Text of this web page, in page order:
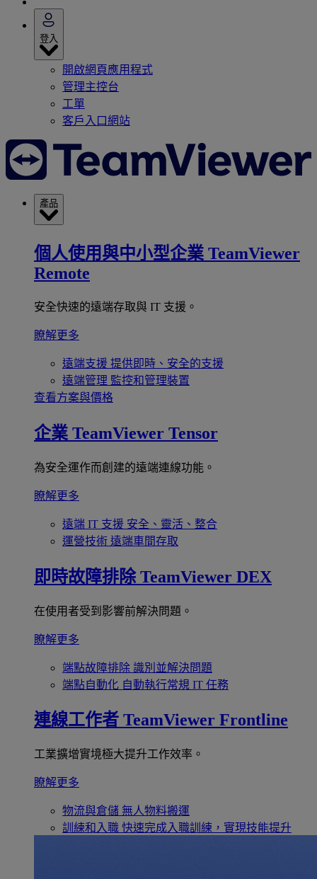
登入
開啟網頁應用程式
管理主控台
工單
客戶入口網站
產品
個人使用與中小型企業 TeamViewer
Remote
安全快速的遠端存取與 IT 支援。
瞭解更多
遠端支援 提供即時、安全的支援
遠端管理 監控和管理裝置
查看方案與價格
企業 TeamViewer Tensor
為安全運作而創建的遠端連線功能。
瞭解更多
遠端 IT 支援 安全、靈活、整合
運營技術 遠端車間存取
即時故障排除 TeamViewer DEX
在使用者受到影響前解決問題。
瞭解更多
端點故障排除 識別並解決問題
端點自動化 自動執行常規 IT 任務
連線工作者 TeamViewer Frontline
工業擴增實境極大提升工作效率。
瞭解更多
物流與倉儲 無人物料搬運
訓練和入職 快速完成入職訓練，實現技能提升